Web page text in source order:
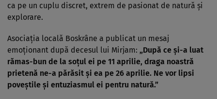
ca pe un cuplu discret, extrem de pasionat de natură și
explorare.
Asociația locală Boskrâne a publicat un mesaj
emoționant după decesul lui Mirjam: „După ce și-a luat
rămas-bun de la soțul ei pe 11 aprilie, draga noastră
prietenă ne-a părăsit și ea pe 26 aprilie. Ne vor lipsi
poveștile și entuziasmul ei pentru natură.”